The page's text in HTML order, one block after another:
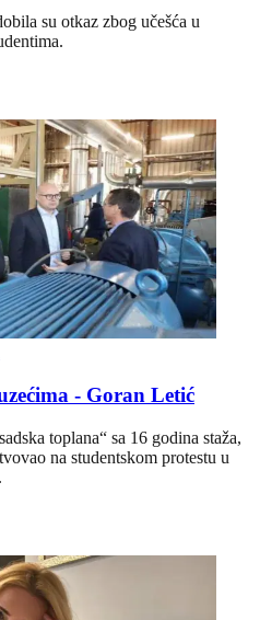
su otkaz zbog učešća u
- Goran Letić
toplana“ sa 16 godina staža,
na studentskom protestu u